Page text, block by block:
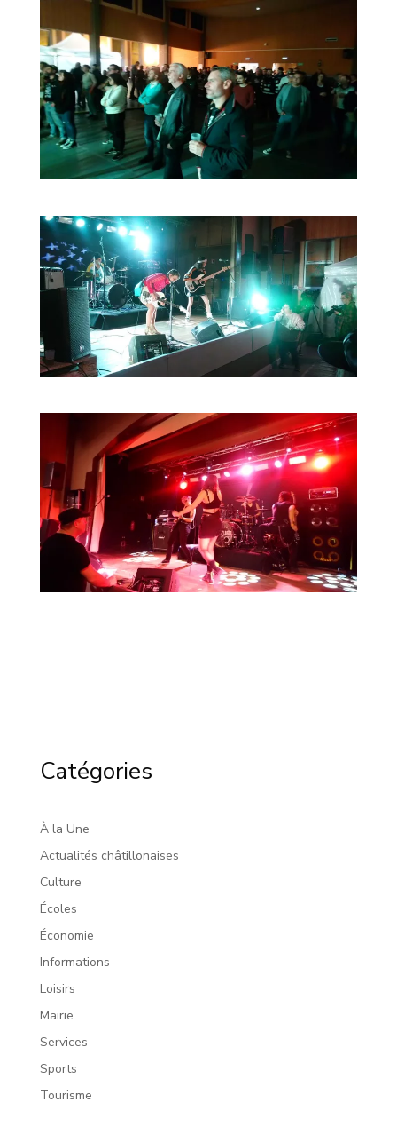
Catégories
À la Une
Actualités châtillonaises
Culture
Écoles
Économie
Informations
Loisirs
Mairie
Services
Sports
Tourisme